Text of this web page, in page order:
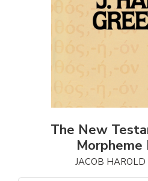
The New
Morpheme
JACOB HAROLD